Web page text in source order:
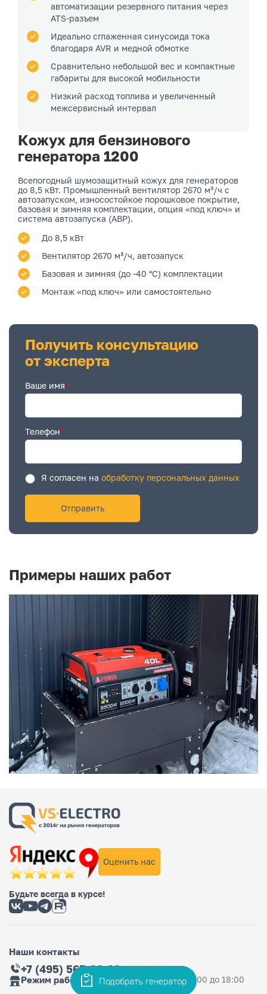
автоматизации резервного питания через
ATS-разъем
Идеально сглаженная синусоида тока
благодаря AVR и медной обмотке
Сравнительно небольшой вес и компактные
габариты для высокой мобильности
Низкий расход топлива и увеличенный
межсервисный интервал
Кожух для бензинового
генератора 1200
Всепогодный шумозащитный кожух для генераторов
до 8,5 кВт. Промышленный вентилятор 2670 м³/ч с
автозапуском, износостойкое порошковое покрытие,
базовая и зимняя комплектации, опция «под ключ» и
система автозапуска (АВР).
До 8,5 кВт
Вентилятор 2670 м³/ч, автозапуск
Базовая и зимняя (до -40 °C) комплектации
Монтаж «под ключ» или самостоятельно
Получить консультацию
от эксперта
Ваше имя*
Телефон*
Я согласен на обработку персональных данных
Примеры наших работ
Оценить нас
Будьте всегда в курсе!
Наши контакты
+7 (495) 565-36-33
Режим работы магазинаЕжедневно: с 9:00 до 18:00
Подобрать генератор